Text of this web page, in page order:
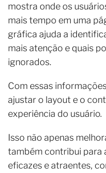
mostra onde os
mais tempo em uma
gráfica ajuda a
mais atenção e quais
ignorados.
Com essas
ajustar o layout e o
experiência do usuário.
Isso não apenas
também contribui para
eficazes e atraentes,